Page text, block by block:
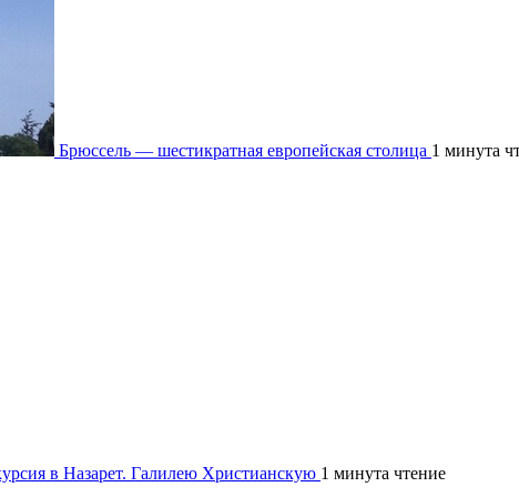
Брюссель — шестикратная европейская столица 1 минута
в Назарет. Галилею Христианскую 1 минута чтение